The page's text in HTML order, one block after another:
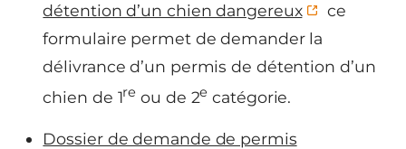
détention d’un chien dangereux
ce
formulaire permet de demander la
délivrance d’un permis de détention d’un
chien de 1re ou de 2e catégorie.
Dossier de demande de permis